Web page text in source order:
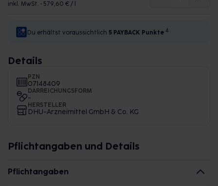
inkl. MwSt. • 579,60 € / l
Du erhältst voraussichtlich 5 PAYBACK Punkte 4
Details
PZN
07148409
DARREICHUNGSFORM
-
HERSTELLER
DHU-Arzneimittel GmbH & Co. KG
Pflichtangaben und Details
Pflichtangaben